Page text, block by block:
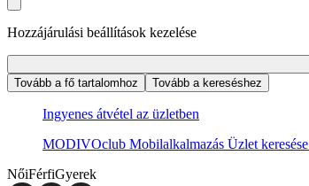
Hozzájárulási beállítások kezelése
Tovább a fő tartalomhoz
Tovább a kereséshez
Ingyenes átvétel az üzletben
MODIVOclub Mobilalkalmazás Üzlet keresése
NőiFérfiGyerek